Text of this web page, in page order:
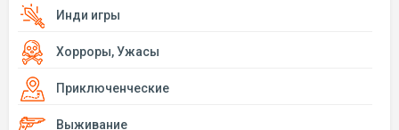
Инди игры
Хорроры, Ужасы
Приключенческие
Выживание